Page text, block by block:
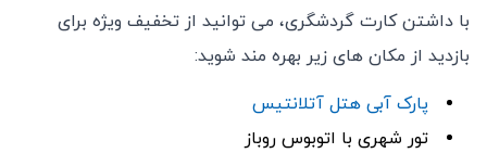
با داشتن کارت گردشگری، می ‌توانید از تخفیف ویژه برای
بازدید از مکان‌ های زیر بهره‌ مند شوید:
پارک آبی هتل آتلانتیس
تور شهری با اتوبوس روباز